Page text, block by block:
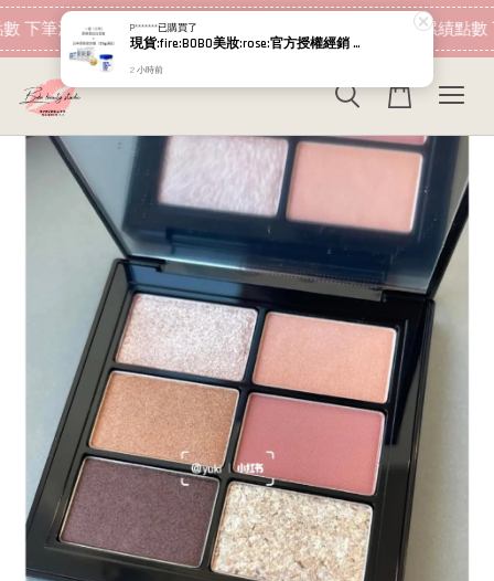
下筆消費即可折抵 現在去購物！ 加入會員 消費即可累績點數
P*******已購買了
現貨:fire:BOBO美妝:rose:官方授權經銷 日本NIPPI 日本製100%純膠原蛋白胜肽白金版 1盒3袋(附5g湯匙) 易吸收
2 小時前